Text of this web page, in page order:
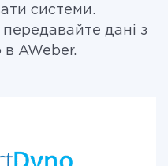
системи.
дані з
AWeber.